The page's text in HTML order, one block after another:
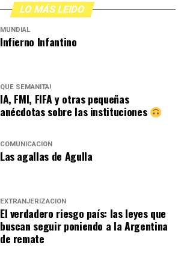
LO MÁS LEIDO
MUNDIAL
Infierno Infantino
QUÉ SEMANITA!
IA, FMI, FIFA y otras pequeñas
anécdotas sobre las instituciones
COMUNICACIÓN
Las agallas de Agulla
EXTRANJERIZACIÓN
El verdadero riesgo país: las leyes que
buscan seguir poniendo a la Argentina
de remate